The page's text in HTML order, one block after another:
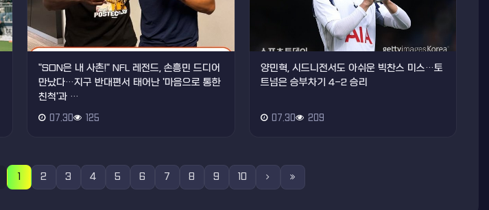
"SON은 내 사촌!" NFL 레전드, 손흥민 드디어
만났다…지구 반대편서 태어난 '마음으로 통한
친척'과 …
07.30 125
양민혁, 시드니전서도 아쉬운 빅찬스 미스…토
트넘은 승부차기 4-2 승리
07.30 209
1 2 3 4 5 6 7 8 9 10